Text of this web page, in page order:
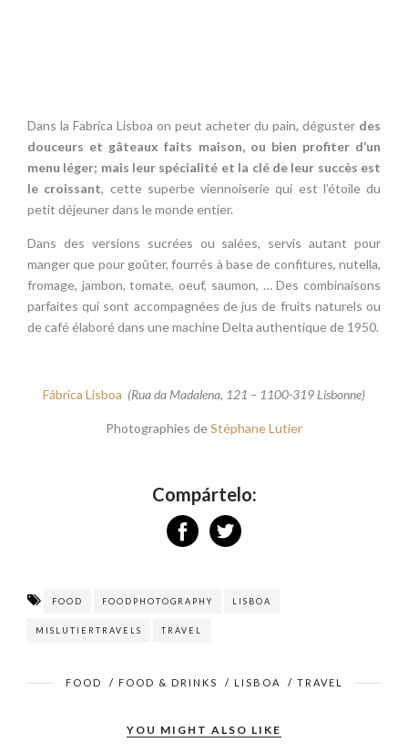
Dans la Fabrica Lisboa on peut acheter du pain, déguster des
douceurs et gâteaux faits maison, ou bien profiter d’un
menu léger; mais leur spécialité et la clé de leur succès est
le croissant, cette superbe viennoiserie qui est l’étoile du
petit déjeuner dans le monde entier.
Dans des versions sucrées ou salées, servis autant pour
manger que pour goûter, fourrés à base de confitures, nutella,
fromage, jambon, tomate, oeuf, saumon, … Des combinaisons
parfaites qui sont accompagnées de jus de fruits naturels ou
de café élaboré dans une machine Delta authentique de 1950.
Fábrica Lisboa (Rua da Madalena, 121 – 1100-319 Lisbonne)
Photographies deStéphane Lutier
Compártelo:
FOOD FOODPHOTOGRAPHY LISBOA
MISLUTIERTRAVELS TRAVEL
FOOD / FOOD & DRINKS / LISBOA / TRAVEL
YOU MIGHT ALSO LIKE